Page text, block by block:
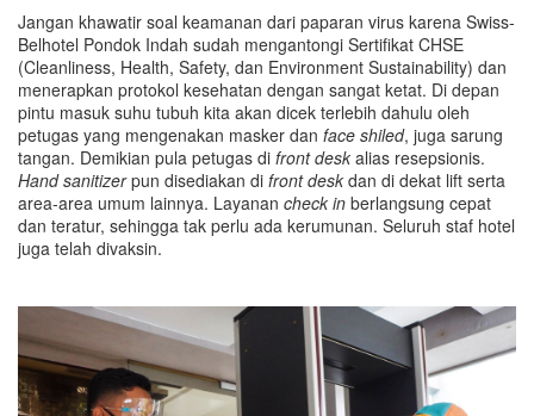
Jangan khawatir soal keamanan dari paparan virus karena Swiss-
Belhotel Pondok Indah sudah mengantongi Sertifikat CHSE
(Cleanliness, Health, Safety, dan Environment Sustainability) dan
menerapkan protokol kesehatan dengan sangat ketat. Di depan
pintu masuk suhu tubuh kita akan dicek terlebih dahulu oleh
petugas yang mengenakan masker dan face shiled, juga sarung
tangan. Demikian pula petugas di front desk alias resepsionis.
Hand sanitizerpun disediakan di front desk dan di dekat lift serta
area-area umum lainnya. Layanan check in berlangsung cepat
dan teratur, sehingga tak perlu ada kerumunan. Seluruh staf hotel
juga telah divaksin.